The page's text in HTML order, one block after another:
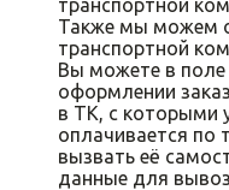
Также мы можем
транспортной
Вы можете в
оформлении
в ТК, с которыми
оплачивается по
вызвать её
данные для